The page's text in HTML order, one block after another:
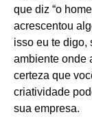
que diz “o
acrescentou
isso eu te digo,
ambiente onde
certeza que
criatividade
sua empresa.